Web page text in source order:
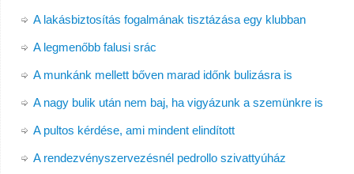
A lakásbiztosítás fogalmának tisztázása egy klubban
A legmenőbb falusi srác
A munkánk mellett bőven marad időnk bulizásra is
A nagy bulik után nem baj, ha vigyázunk a szemünkre is
A pultos kérdése, ami mindent elindított
A rendezvényszervezésnél pedrollo szivattyúház